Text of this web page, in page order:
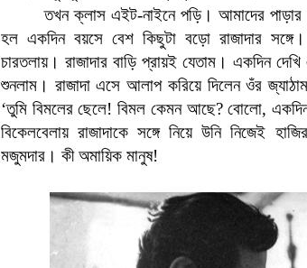
তখন ক্লাস এইট-নাইনে পড়ি। আমাদের পাড়ার
হল একদিন বয়সে বেশ কিছুটা বড়ো রাজাদার সঙ্গে।
চারতলায়। রাজাদার বাড়ি প্রায়ই যেতাম। একদিন
শুনলাম। রাজাদা এসে আলাপ করিয়ে দিলেন ওঁর
‘তুমি বিমলের ছেলে! বিমল কেমন আছে? বোলো,
বিকেলবেলায় রাজাদাকে সঙ্গে নিয়ে উনি নিজেই
মজুমদার। কী অমায়িক মানুষ!